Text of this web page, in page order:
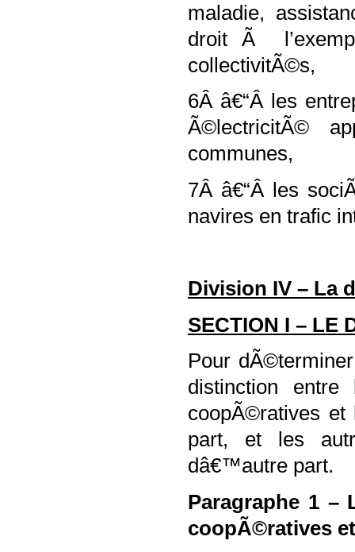
maladie,
droit Ã
collectivitÃ©s,
6Â â€“Â les
Ã©lectricitÃ©
communes,
7Â â€“Â les
navires en trafic
Division IV – La
SECTION I – LE
Pour
distinction
coopÃ©ratives et
part, et les
dâ€™autre part.
Paragraphe 1
coopÃ©ratives